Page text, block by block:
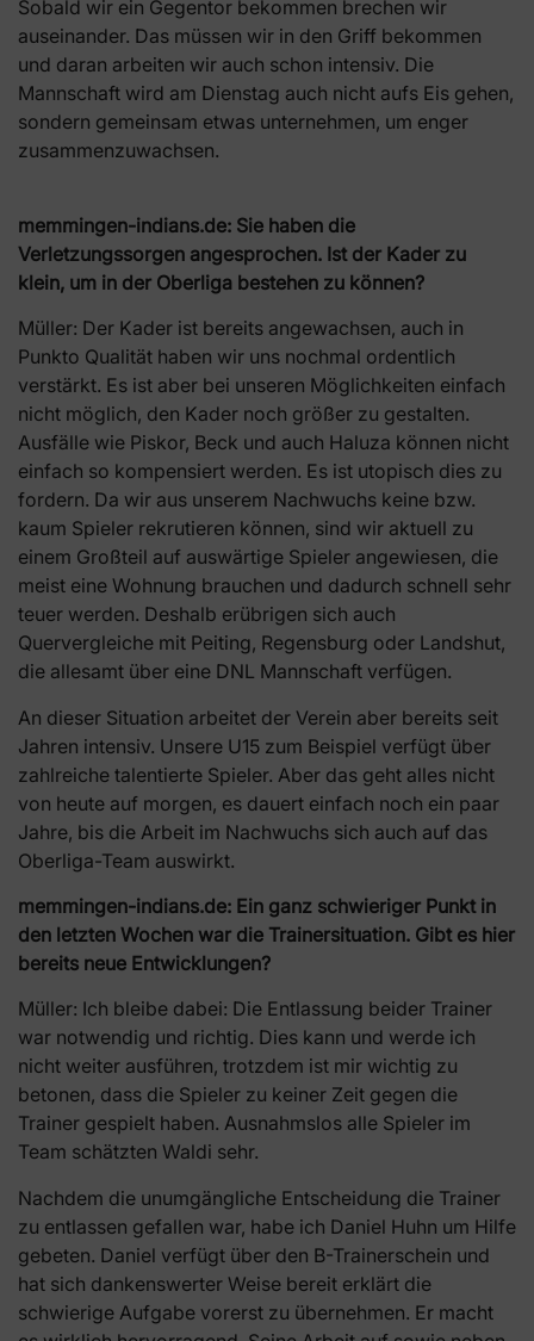
Sobald wir ein Gegentor bekommen brechen wir
auseinander. Das müssen wir in den Griff bekommen
und daran arbeiten wir auch schon intensiv. Die
Mannschaft wird am Dienstag auch nicht aufs Eis gehen,
sondern gemeinsam etwas unternehmen, um enger
zusammenzuwachsen.
memmingen-indians.de: Sie haben die
Verletzungssorgen angesprochen. Ist der Kader zu
klein, um in der Oberliga bestehen zu können?
Müller: Der Kader ist bereits angewachsen, auch in
Punkto Qualität haben wir uns nochmal ordentlich
verstärkt. Es ist aber bei unseren Möglichkeiten einfach
nicht möglich, den Kader noch größer zu gestalten.
Ausfälle wie Piskor, Beck und auch Haluza können nicht
einfach so kompensiert werden. Es ist utopisch dies zu
fordern. Da wir aus unserem Nachwuchs keine bzw.
kaum Spieler rekrutieren können, sind wir aktuell zu
einem Großteil auf auswärtige Spieler angewiesen, die
meist eine Wohnung brauchen und dadurch schnell sehr
teuer werden. Deshalb erübrigen sich auch
Quervergleiche mit Peiting, Regensburg oder Landshut,
die allesamt über eine DNL Mannschaft verfügen.
An dieser Situation arbeitet der Verein aber bereits seit
Jahren intensiv. Unsere U15 zum Beispiel verfügt über
zahlreiche talentierte Spieler. Aber das geht alles nicht
von heute auf morgen, es dauert einfach noch ein paar
Jahre, bis die Arbeit im Nachwuchs sich auch auf das
Oberliga-Team auswirkt.
memmingen-indians.de: Ein ganz schwieriger Punkt in
den letzten Wochen war die Trainersituation. Gibt es hier
bereits neue Entwicklungen?
Müller: Ich bleibe dabei: Die Entlassung beider Trainer
war notwendig und richtig. Dies kann und werde ich
nicht weiter ausführen, trotzdem ist mir wichtig zu
betonen, dass die Spieler zu keiner Zeit gegen die
Trainer gespielt haben. Ausnahmslos alle Spieler im
Team schätzten Waldi sehr.
Nachdem die unumgängliche Entscheidung die Trainer
zu entlassen gefallen war, habe ich Daniel Huhn um Hilfe
gebeten. Daniel verfügt über den B-Trainerschein und
hat sich dankenswerter Weise bereit erklärt die
schwierige Aufgabe vorerst zu übernehmen. Er macht